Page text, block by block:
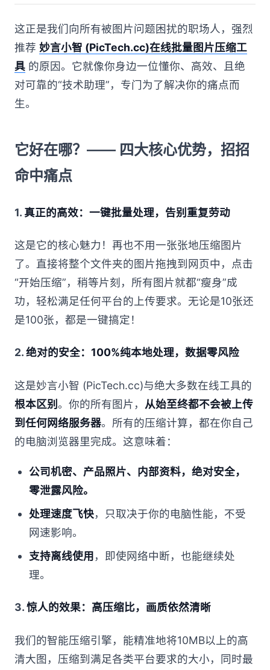
这正是我们向所有被图片问题困扰的职场人，强烈
推荐 妙言小智 (PicTech.cc)在线批量图片压缩工
具 的原因。它就像你身边一位懂你、高效、且绝
对可靠的“技术助理”，专门为了解决你的痛点而
生。
它好在哪？—— 四大核心优势，招招
命中痛点
1. 真正的高效：一键批量处理，告别重复劳动
这是它的核心魅力！再也不用一张张地压缩图片
了。直接将整个文件夹的图片拖拽到网页中，点击
“开始压缩”，稍等片刻，所有图片就都“瘦身”成
功，轻松满足任何平台的上传要求。无论是10张还
是100张，都是一键搞定！
2.绝对的安全：100%纯本地处理，数据零风险
这是妙言小智 (PicTech.cc)与绝大多数在线工具的
根本区别 。你的所有图片， 从始至终都不会被上传
到任何网络服务器。所有的压缩计算，都在你自己
的电脑浏览器里完成。这意味着：
公司机密、产品照片、内部资料，绝对安全，
零泄露风险。
处理速度飞快，只取决于你的电脑性能，不受
网速影响。
支持离线使用 ，即使网络中断，也能继续处
理。
3.惊人的效果：高压缩比，画质依然清晰
我们的智能压缩引擎，能精准地将10MB以上的高
清大图，压缩到满足各类平台要求的大小，同时最